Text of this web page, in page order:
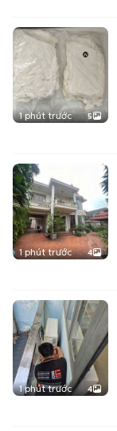
1 phút trước 5
1 phút trước 4
1 phút trước 4